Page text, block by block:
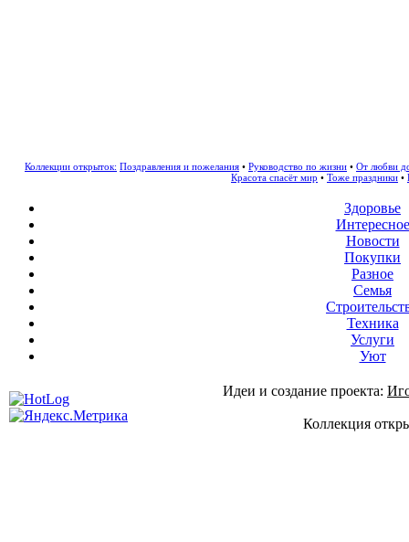
Коллекции открыток: Поздравления и пожелания • Руководство по жизни • От любви
Красота спасёт мир • Тоже праздники •
Здоровье
Интересное
Новости
Покупки
Разное
Семья
Техника
Услуги
Уют
Идеи и создание проекта:
Коллекция